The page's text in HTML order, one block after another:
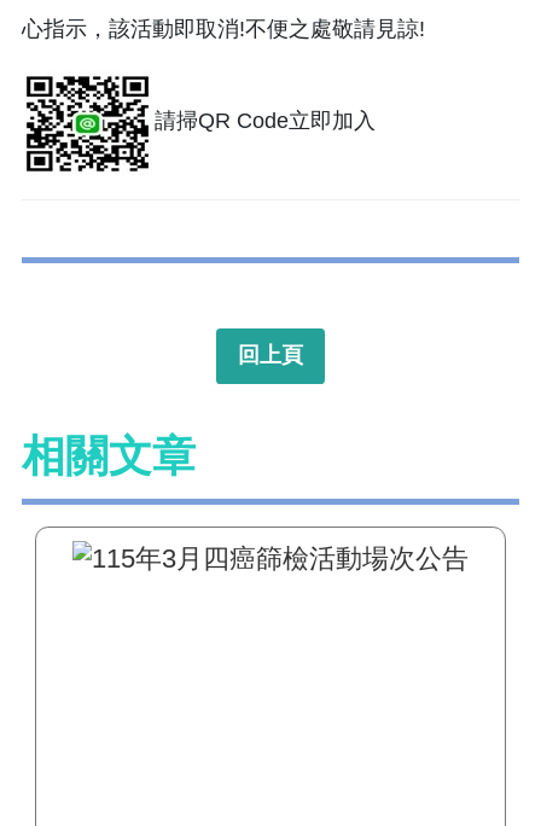
心指示，該活動即取消!不便之處敬請見諒!
請掃QR Code立即加入
回上頁
相關文章